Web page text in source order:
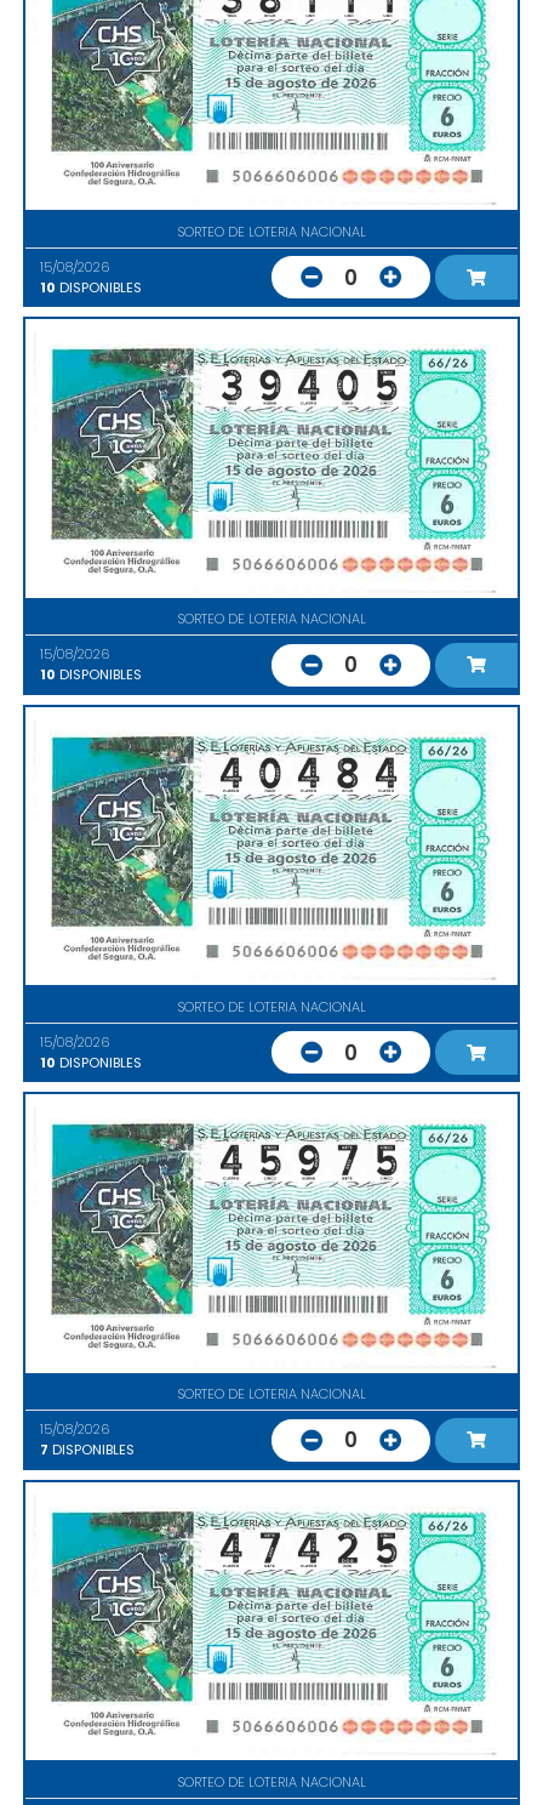
SORTEO DE LOTERIA NACIONAL
15/08/2026
10 DISPONIBLES 0
SORTEO DE LOTERIA NACIONAL
15/08/2026
10 DISPONIBLES 0
SORTEO DE LOTERIA NACIONAL
15/08/2026
10 DISPONIBLES 0
SORTEO DE LOTERIA NACIONAL
15/08/2026
7 DISPONIBLES 0
SORTEO DE LOTERIA NACIONAL